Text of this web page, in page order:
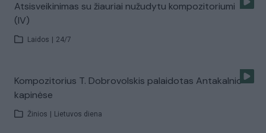
Atsisveikinimas su žiauriai nužudytu kompozitoriumi
(IV)
Laidos 24/7
Kompozitorius T. Dobrovolskis palaidotas Antakalnio
kapinėse
Žinios Lietuvos diena